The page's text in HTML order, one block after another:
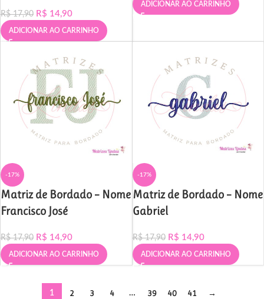
R$17,90 R$ 14,90
ADICIONAR AO CARRINHO
ADICIONAR AO CARRINHO
-17%
Matriz de Bordado – Nome
Francisco José
R$17,90 R$ 14,90
ADICIONAR AO CARRINHO
-17%
Matriz de Bordado – Nome
Gabriel
R$17,90 R$ 14,90
ADICIONAR AO CARRINHO
1 2 3 4 … 39 40 41 →